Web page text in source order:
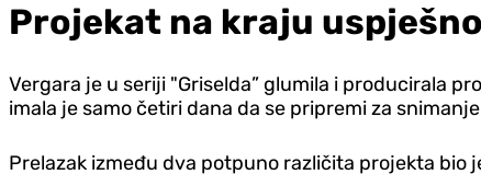
Projekat na kraju
Vergara je u seriji "Griselda” glumila i producirala
imala je samo četiri dana da se pripremi za
Prelazak između dva potpuno različita projekta bio